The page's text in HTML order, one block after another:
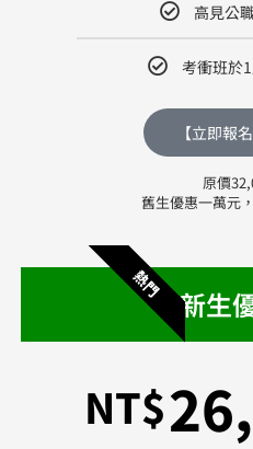
高見公
考衝班於
【立即報
原價
舊生優惠一萬元
熱門
新生
NT$